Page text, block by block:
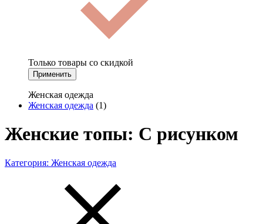
Только товары со скидкой
Применить
Женская одежда
Женская одежда (1)
Женские топы: С рисунком
Категория: Женская одежда